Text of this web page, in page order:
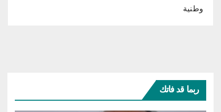
وطنية
ربما قد فاتك